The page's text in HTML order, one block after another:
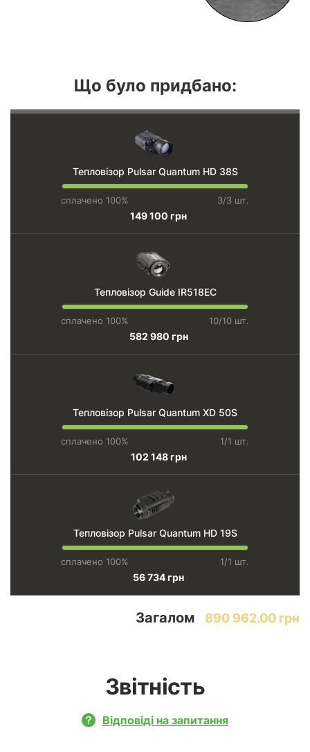
Що було придбано:
Тепловізор Pulsar Quantum HD 38S
сплачено 100% 3/3 шт.
149 100 грн
Тепловізор Guide IR518EC
сплачено 100% 10/10 шт.
582 980 грн
Тепловізор Pulsar Quantum XD 50S
сплачено 100% 1/1 шт.
102 148 грн
Тепловізор Pulsar Quantum HD 19S
сплачено 100% 1/1 шт.
56 734 грн
Загалом 890 962.00 грн
Звітність
Відповіді на запитання